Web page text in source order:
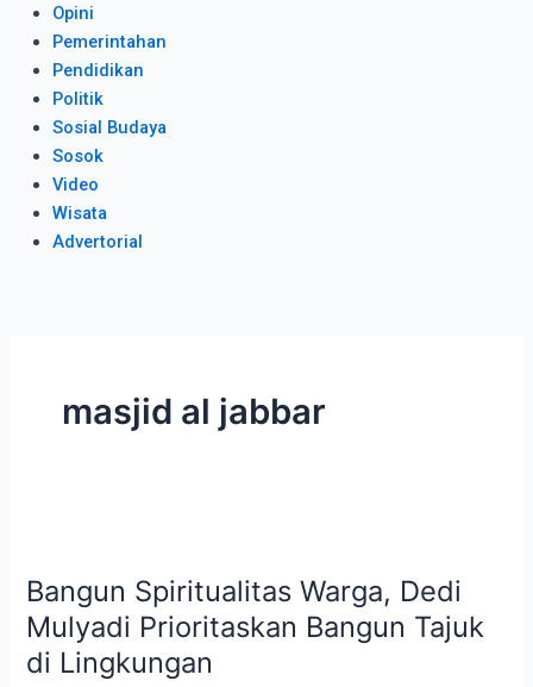
Opini
Pemerintahan
Pendidikan
Politik
Sosial Budaya
Sosok
Video
Wisata
Advertorial
masjid al jabbar
Bangun Spiritualitas Warga, Dedi
Mulyadi Prioritaskan Bangun Tajuk
di Lingkungan
Warga,
Dedi
Mulyadi
Prioritaskan